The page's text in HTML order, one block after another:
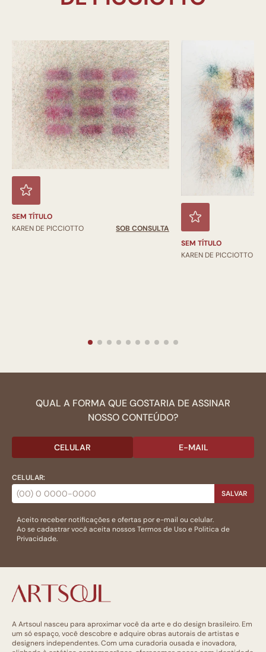
SEM TÍTULO
KAREN DE PICCIOTTO
SOB CONSULTA
SEM TÍTULO
KAREN DE PICCIOTTO
QUAL A FORMA QUE GOSTARIA DE ASSINAR
NOSSO CONTEÚDO?
CELULAR E-MAIL
CELULAR:
SALVAR
Aceito receber notificações e ofertas por e-mail ou celular.
Ao se cadastrar você aceita nossosTermos de Usoe Politica de
Privacidade.
A Artsoul nasceu para aproximar você da arte e do design brasileiro. Em
um só espaço, você descobre e adquire obras autorais de artistas e
designers independentes. Com uma curadoria ousada e inovadora,